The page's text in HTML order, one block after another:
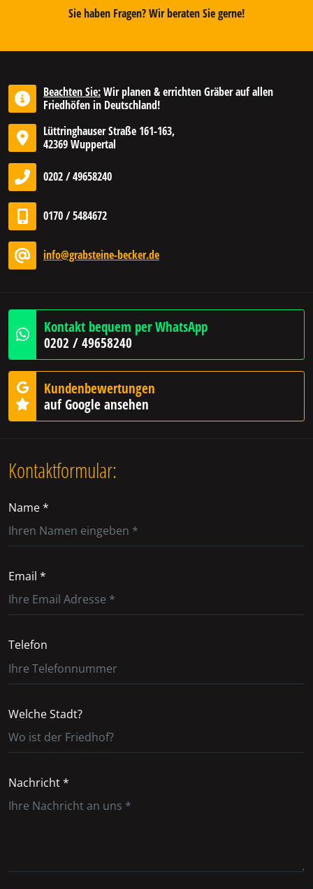
Sie haben Fragen? Wir beraten Sie gerne!
Beachten Sie:Wir planen & errichten Gräber auf allen
Friedhöfen in Deutschland!
Lüttringhauser Straße 161-163,
42369 Wuppertal
0202 / 49658240
0170 / 5484672
info@grabsteine-becker.de
Kontakt bequem per WhatsApp
0202 / 49658240
Kundenbewertungen
auf Google ansehen
Kontaktformular:
Name *
Email *
Telefon
Welche Stadt?
Nachricht *